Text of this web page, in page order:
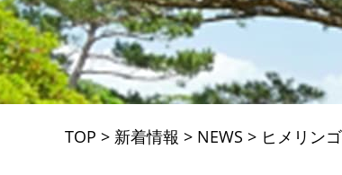
TOP > 新着情報 > NEWS > ヒメリン